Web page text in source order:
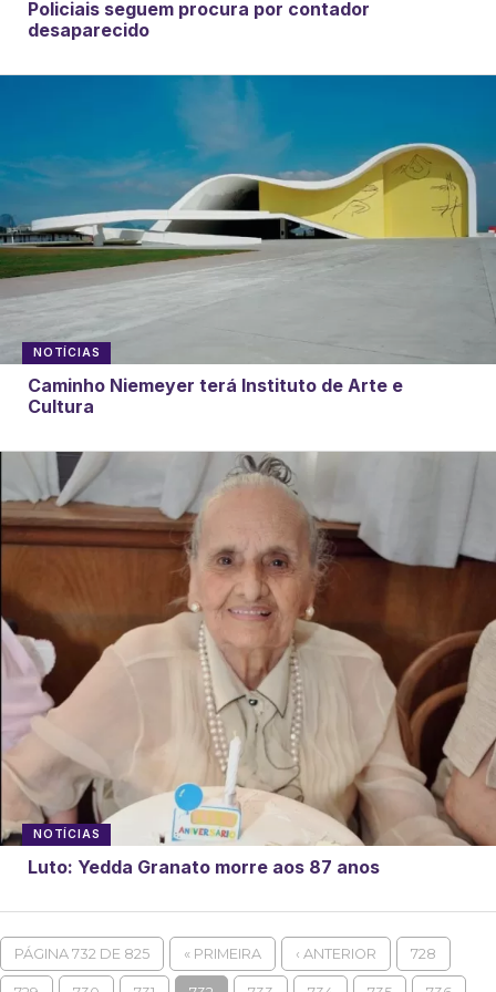
Policiais seguem procura por contador
desaparecido
NOTÍCIAS
Caminho Niemeyer terá Instituto de Arte e
Cultura
NOTÍCIAS
Luto: Yedda Granato morre aos 87 anos
PÁGINA 732 DE 825 « PRIMEIRA ‹ ANTERIOR 728